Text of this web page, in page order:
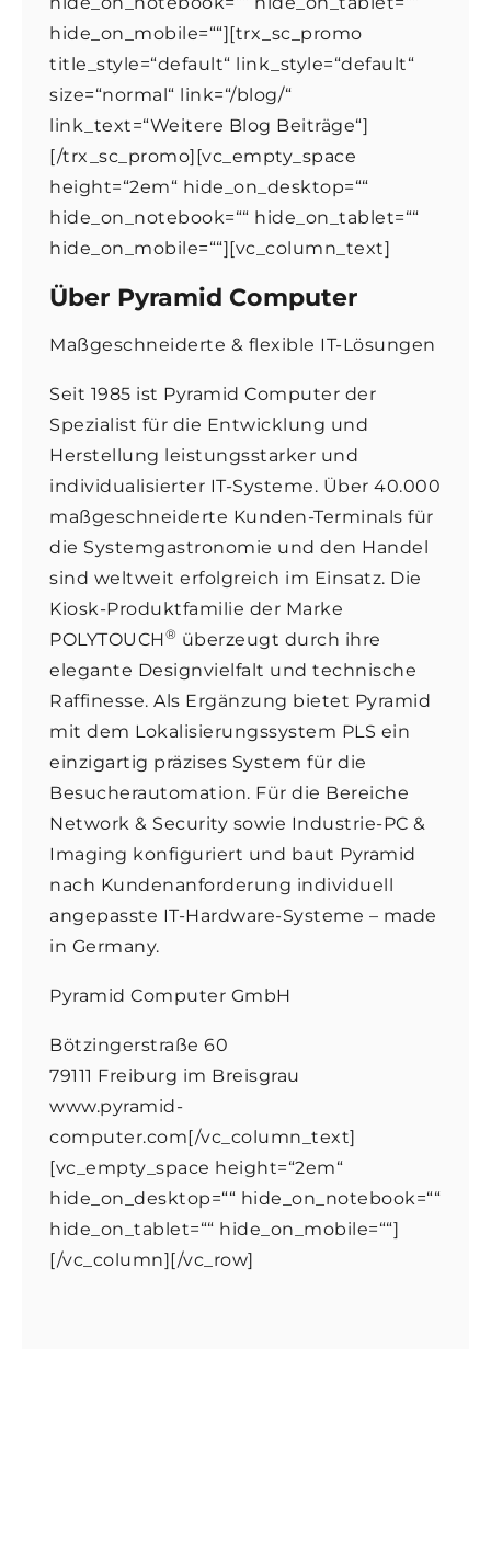
hide_on_mobile=““][trx_sc_promo
title_style=“default“ link_style=“default“
size=“normal“ link=“/blog/“
link_text=“Weitere Blog Beiträge“]
[/trx_sc_promo][vc_empty_space
height=“2em“ hide_on_desktop=““
hide_on_notebook=““ hide_on_tablet=““
hide_on_mobile=““][vc_column_text]
Über Pyramid Computer
Maßgeschneiderte & flexible IT-Lösungen
Seit 1985 ist Pyramid Computer der
Spezialist für die Entwicklung und
Herstellung leistungsstarker und
individualisierter IT-Systeme. Über 40.000
maßgeschneiderte Kunden-Terminals für
die Systemgastronomie und den Handel
sind weltweit erfolgreich im Einsatz. Die
Kiosk-Produktfamilie der Marke
POLYTOUCH® überzeugt durch ihre
elegante Designvielfalt und technische
Raffinesse. Als Ergänzung bietet Pyramid
mit dem Lokalisierungssystem PLS ein
einzigartig präzises System für die
Besucherautomation. Für die Bereiche
Network & Security sowie Industrie-PC &
Imaging konfiguriert und baut Pyramid
nach Kundenanforderung individuell
angepasste IT-Hardware-Systeme – made
in Germany.
Pyramid Computer GmbH
Bötzingerstraße 60
79111 Freiburg im Breisgrau
www.pyramid-
computer.com[/vc_column_text]
[vc_empty_space height=“2em“
hide_on_desktop=““ hide_on_notebook=““
hide_on_tablet=““ hide_on_mobile=““]
[/vc_column][/vc_row]